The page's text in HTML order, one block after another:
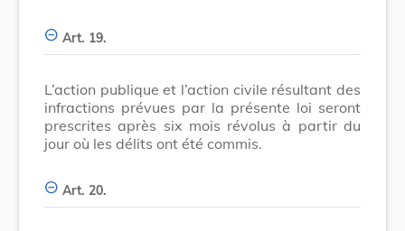
Art. 19.
L’action publique et l’action civile résultant des
infractions prévues par la présente loi seront
prescrites après six mois révolus à partir du
jour où les délits ont été commis.
Art. 20.